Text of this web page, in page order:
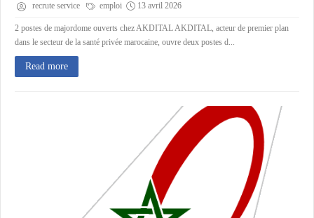
recrute service emploi 13 avril 2026
2 postes de majordome ouverts chez AKDITAL AKDITAL, acteur de premier plan
dans le secteur de la santé privée marocaine, ouvre deux postes d...
Read more